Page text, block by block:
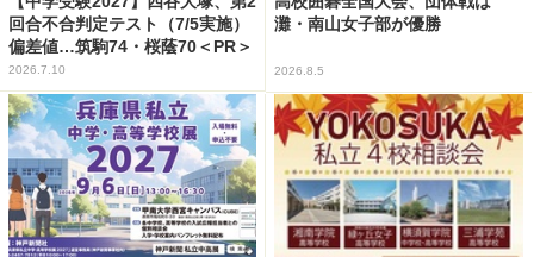
回合不合判定テスト（7/5実施）
偏差値…筑駒74・桜蔭70＜PR＞
2026.7.10
灘・南山女子部が優勝
2026.8.5